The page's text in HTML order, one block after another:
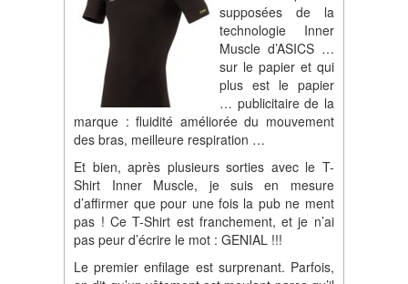
Outils & Réseaux supposées de la
technologie Inner
Muscle d’ASICS …
sur le papier et qui
plus est le papier
… publicitaire de la
marque : fluidité améliorée du mouvement
des bras, meilleure respiration …
Et bien, après plusieurs sorties avec le T-
Shirt Inner Muscle, je suis en mesure
d’affirmer que pour une fois la pub ne ment
pas ! Ce T-Shirt est franchement, et je n’ai
pas peur d’écrire le mot : GENIAL !!!
Le premier enfilage est surprenant. Parfois,